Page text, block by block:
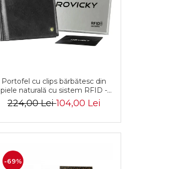
Portofel cu clips bărbătesc din
piele naturală cu sistem RFID -
Rovicky PTR-N1908-RVT-9799
BLACK
224,00 Lei104,00 Lei
-69%